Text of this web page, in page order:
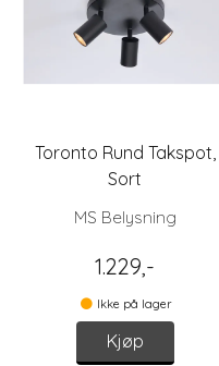
Toronto Rund Takspot,
Sort
MS Belysning
1.229,-
Ikke på lager
Kjøp